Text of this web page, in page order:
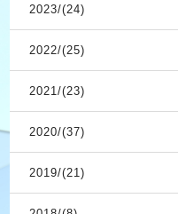
2023/(24)
2022/(25)
2021/(23)
2020/(37)
2019/(21)